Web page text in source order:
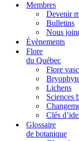
Membres
Devenir
Bulletins
Nous
Évènements
Flore
du Québec
Flore
Lichens
Sciences
Clés
Glossaire
de botanique